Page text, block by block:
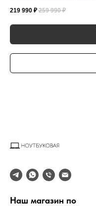
DaVinci Resolve, Unreal Engine
219 990 ₽ 259 990 ₽
Наш магазин по